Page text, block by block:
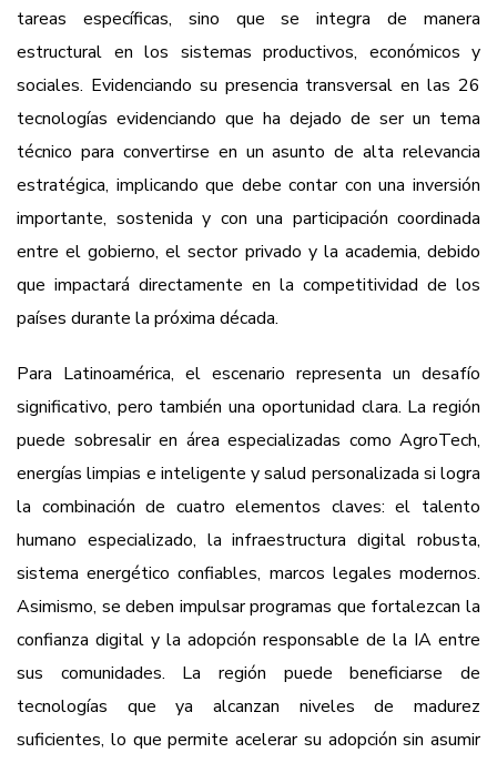
tareas específicas, sino que se integra de manera
estructural en los sistemas productivos, económicos y
sociales. Evidenciando su presencia transversal en las 26
tecnologías evidenciando que ha dejado de ser un tema
técnico para convertirse en un asunto de alta relevancia
estratégica, implicando que debe contar con una inversión
importante, sostenida y con una participación coordinada
entre el gobierno, el sector privado y la academia, debido
que impactará directamente en la competitividad de los
países durante la próxima década.
Para Latinoamérica, el escenario representa un desafío
significativo, pero también una oportunidad clara. La región
puede sobresalir en área especializadas como AgroTech,
energías limpias e inteligente y salud personalizada si logra
la combinación de cuatro elementos claves: el talento
humano especializado, la infraestructura digital robusta,
sistema energético confiables, marcos legales modernos.
Asimismo, se deben impulsar programas que fortalezcan la
confianza digital y la adopción responsable de la IA entre
sus comunidades. La región puede beneficiarse de
tecnologías que ya alcanzan niveles de madurez
suficientes, lo que permite acelerar su adopción sin asumir